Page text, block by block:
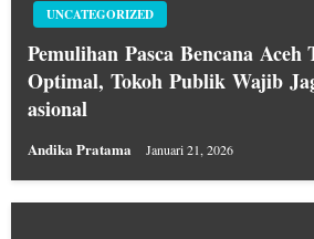
UNCATEGORIZED
Pemulihan Pasca Bencana Aceh
Optimal, Tokoh Publik Wajib
asional
Andika Pratama Januari 21, 2026